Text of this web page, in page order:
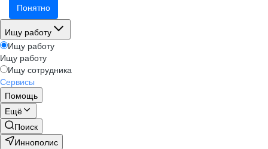
Понятно
Ищу работу
Ищу работу
Ищу работу
Ищу сотрудника
Сервисы
Помощь
Ещё
Поиск
Иннополис